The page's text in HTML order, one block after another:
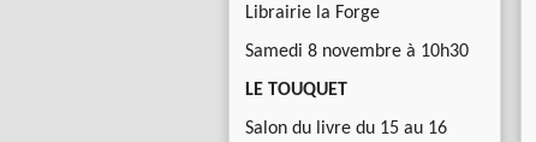
Librairie la Forge
Samedi 8 novembre à 10h30
LE TOUQUET
Salon du livre du 15 au 16